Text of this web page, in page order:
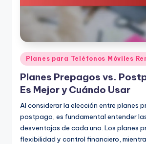
Posted
in
Planes para Teléfonos Móviles
Planes Prepagos vs.
Es Mejor y Cuándo Usar
Al considerar la elección entre planes
postpago, es fundamental entender
desventajas de cada uno. Los planes
flexibilidad y control financiero,